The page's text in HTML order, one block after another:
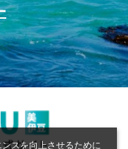
スを向上させるために